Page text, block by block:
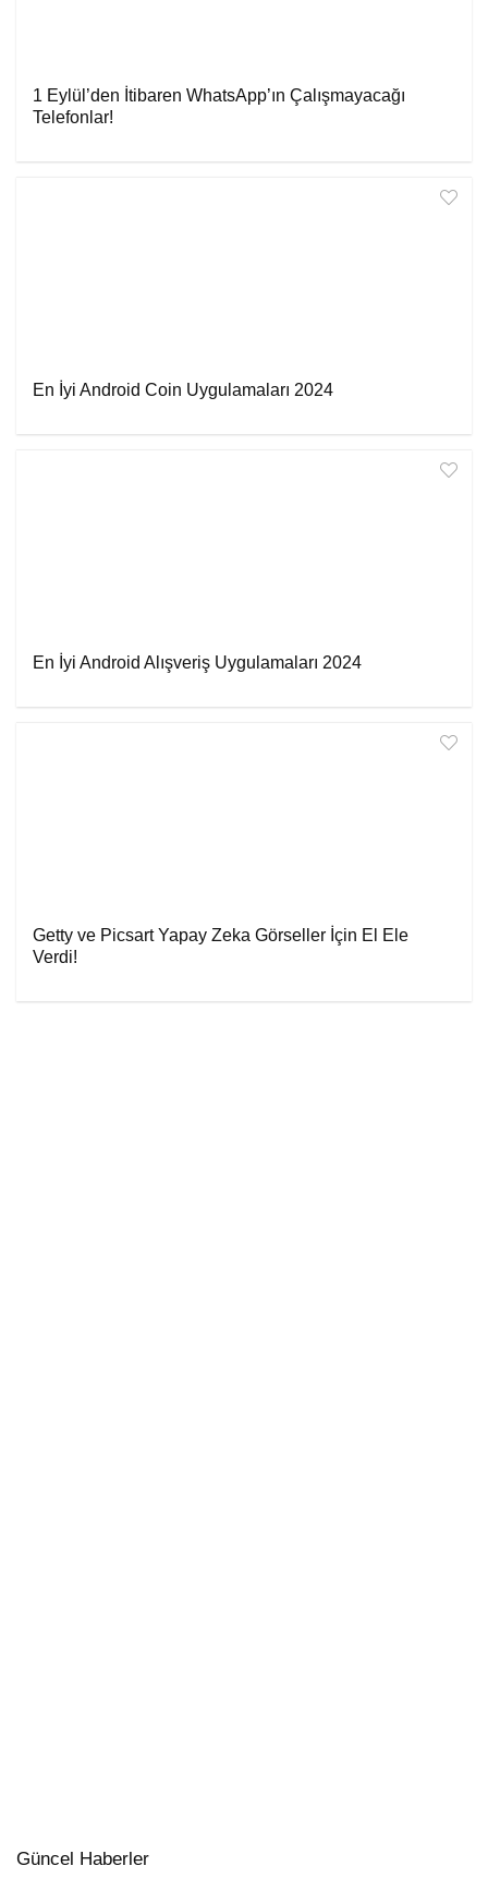
1 Eylül’den İtibaren WhatsApp’ın Çalışmayacağı
Telefonlar!
En İyi Android Coin Uygulamaları 2024
En İyi Android Alışveriş Uygulamaları 2024
Getty ve Picsart Yapay Zeka Görseller İçin El Ele
Verdi!
Güncel Haberler